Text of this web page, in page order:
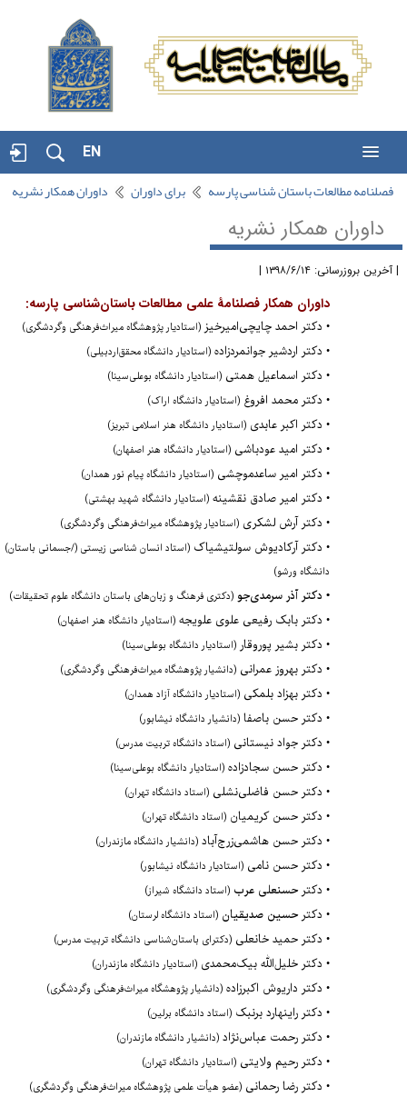
EN
فصلنامه مطالعات باستان شناسی پارسه برای داوران داوران همکار نشریه
داوران همکار نشریه
بروزرسانی: ۱۳۹۸/۶/۱۴ |
داوران همکار فصلنامۀ علمی مطالعات باستان‌شناسی پارسه:
• دکتر احمد چایچیامیرخیز(استادیار پژوهشگاه میراث‌فرهنگی وگردشگری)
دکتر اردشیر جوانمردزاده(استادیار دانشگاه محقق‌اردبیلی)
دکتر اسماعیل همتی(استادیار دانشگاه بوعلی‌سینا)
دکتر محمد افروغ(استادیار دانشگاه اراک)
دکتراکبر عابدی(استادیار دانشگاه هنر اسلامی تبریز)
دکتر امید عودباشی(استادیار دانشگاه هنر اصفهان)
دکتر امیر ساعدموچشی(استادیار دانشگاه پیام نور همدان)
دکترامیر صادق نقشینه(استادیار دانشگاه شهید بهشتی)
دکتر آرش لشکری(استادیار پژوهشگاه میراث‌فرهنگی وگردشگری)
• دکتر آرکادیوش سولتیشیاک(استاد انسان شناسی زیستی (/جسمانی باستان)
دانشگاه ورشو)
• دکتر آذر سرمدی‌جو(دکتری فرهنگ و زبان‌های باستان دانشگاه علوم تحقیقات)
دکتر بابک رفیعی علوی علویجه(استادیار دانشگاه هنر اصفهان)
دکتر بشیر پوروقار(استادیار دانشگاه بوعلی‌سینا)
• دکتر بهروز عمرانی(دانشیار پژوهشگاه میراث‌فرهنگی وگردشگری)
دکتربهزاد بلمکی(استادیار دانشگاه آزاد همدان)
دکترحسن باصفا(دانشیار دانشگاه نیشابور)
دکتر جواد نیستانی(استاد دانشگاه تربیت مدرس)
دکترحسن سجادزاده(استادیار دانشگاه بوعلی‌سینا)
دکتر حسن فاضلی‌نشلی(استاد دانشگاه تهران)
دکتر حسن کریمیان(استاد دانشگاه تهران)
• دکتر حسن هاشمی‌زرج‌آباد(دانشیار دانشگاه مازندران)
• دکتر حسن نامی(استادیار دانشگاه نیشابور)
• دکترحسنعلی عرب(استاد دانشگاه شیراز)
دکترحسین صدیقیان(استاد دانشگاه لرستان)
دکتر حمید خانعلی(دکترای باستان‌شناسی دانشگاه تربیت مدرس)
دکتر خلیل‌الله بیک‌محمدی(استادیار دانشگاه مازندران)
دکتر داریوش اکبرزاده(دانشیار پژوهشگاه میراث‌فرهنگی وگردشگری)
دکتر راینهارد برنبک(استاد دانشگاه برلین)
دکتررحمت عباس‌نژاد(دانشیار دانشگاه مازندران)
دکتر رحیم ولایتی (استادیار دانشگاه تهران)
دکتر رضا رحمانی(عضو هیأت علمی پژوهشگاه میراث‌فرهنگی وگردشگری)